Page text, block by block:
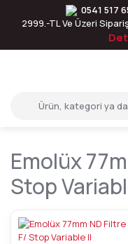
0541 517
2999.-TL Ve Üzeri
Emolüx
Stop